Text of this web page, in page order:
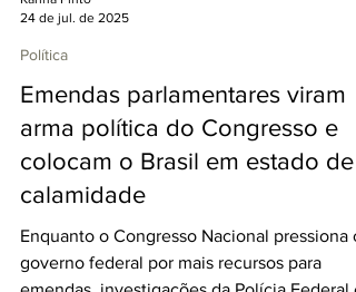
24 de jul. de 2025
Política
Emendas parlamentares viram
arma política do Congresso e
colocam o Brasil em estado de
calamidade